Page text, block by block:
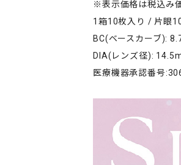
※表示価格は税込み
1箱10枚入り / 片眼
BC(ベースカーブ):
DIA(レンズ径):
医療機器承認番号